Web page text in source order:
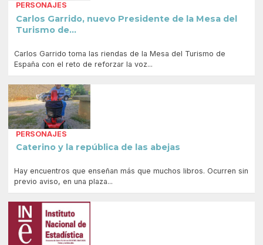
PERSONAJES
Carlos Garrido, nuevo Presidente de la Mesa del
Turismo de...
Carlos Garrido toma las riendas de la Mesa del Turismo de
España con el reto de reforzar la voz...
PERSONAJES
Caterino y la república de las abejas
Hay encuentros que enseñan más que muchos libros. Ocurren sin
previo aviso, en una plaza...